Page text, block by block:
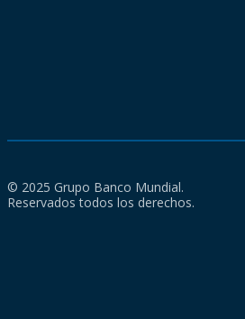
© 2025 Grupo Banco Mundial.
Reservados todos los derechos.